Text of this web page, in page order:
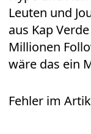
Leuten und
aus Kap
Millionen
wäre das ein
Fehler im